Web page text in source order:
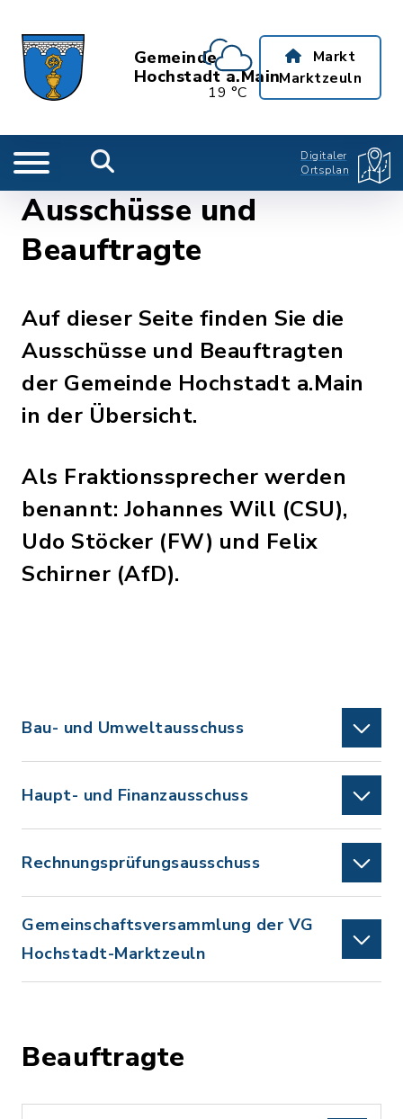
Gemeinde
Hochstadt a.Main
19 °C
Markt
Marktzeuln
Digitaler
Ortsplan
Ausschüsse und
Beauftragte
Auf dieser Seite finden Sie die
Ausschüsse und Beauftragten
der Gemeinde Hochstadt a.Main
in der Übersicht.
Als Fraktionssprecher werden
benannt: Johannes Will (CSU),
Udo Stöcker (FW) und Felix
Schirner (AfD).
Bau- und Umweltausschuss
Haupt- und Finanzausschuss
Rechnungsprüfungsausschuss
Gemeinschaftsversammlung der VG
Hochstadt-Marktzeuln
Beauftragte